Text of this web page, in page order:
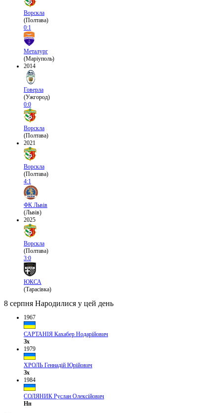
Ворскла
(Полтава)
0:1
Металург
(Маріуполь)
2014
Говерла
(Ужгород)
0:0
Ворскла
(Полтава)
2021
Ворскла
(Полтава)
4:1
ФК Львів
(Львів)
2025
Ворскла
(Полтава)
3:0
ЮКСА
(Тарасівка)
8 серпня Народилися у цей день
1967
САРТАНІЯ Кахабер Нодарійович
Зх
1979
ХРОЛЬ Геннадій Юрійович
Зх
1984
СОЛЯНИК Руслан Олексійович
Нп